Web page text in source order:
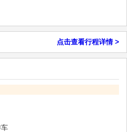
点击查看行程详情 >